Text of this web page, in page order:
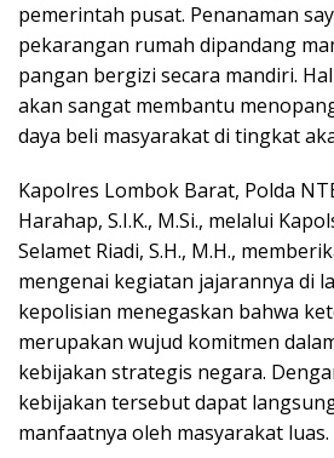
pemerintah pusat. Penanaman
pekarangan rumah dipandang
pangan bergizi secara mandiri.
akan sangat membantu
daya beli masyarakat di tingkat
Kapolres Lombok Barat, Polda
Harahap, S.I.K., M.Si., melalui
Selamet Riadi, S.H., M.H.,
mengenai kegiatan jajarannya di
kepolisian menegaskan bahwa
merupakan wujud komitmen
kebijakan strategis negara.
kebijakan tersebut dapat
manfaatnya oleh masyarakat luas.